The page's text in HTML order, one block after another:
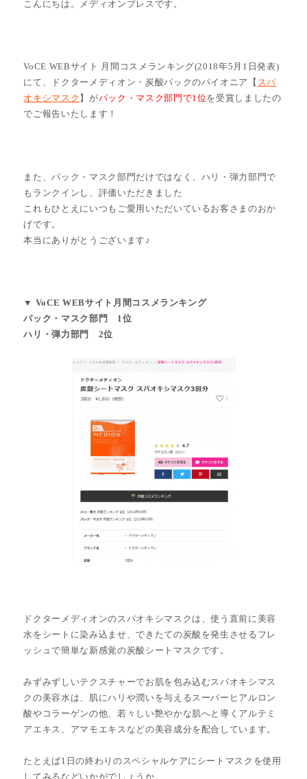
こんにちは。メディオンプレスです。
VoCE WEBサイト 月間コスメランキング(2018年5月1日発表)
にて、ドクターメディオン・炭酸パックのパイオニア【 スパ
オキシマスク 】がパック・マスク部門で1位を受賞しましたの
でご報告いたします！
また、パック・マスク部門だけではなく、ハリ・弾力部門で
もランクインし、評価いただきました
これもひとえにいつもご愛用いただいているお客さまのおか
げです。
本当にありがとうございます♪
▼ VoCE WEBサイト月間コスメランキング
パック・マスク部門 1位
ハリ・弾力部門 2位
ドクターメディオンのスパオキシマスクは、使う直前に美容
水をシートに染み込ませ、できたての炭酸を発生させるフレ
ッシュで簡単な新感覚の炭酸シートマスクです。
みずみずしいテクスチャーでお肌を包み込むスパオキシマス
クの美容水は、肌にハリや潤いを与えるスーパーヒアルロン
酸やコラーゲンの他、若々しい艶やかな肌へと導くアルテミ
アエキス、アマモエキスなどの美容成分を配合しています。
たとえば1日の終わりのスペシャルケアにシートマスクを使用
してみるなどいかがでしょうか。